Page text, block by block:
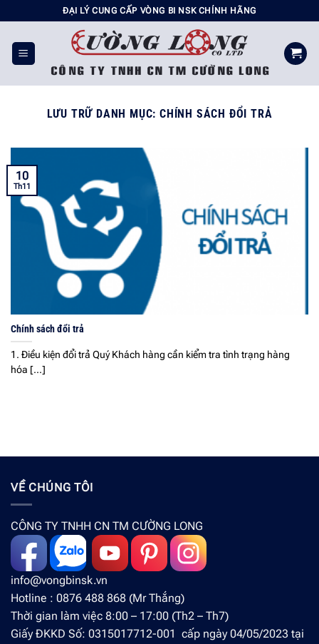
đến
nội
dung
ĐẠI LÝ CUNG CẤP VÒNG BI NSK CHÍNH HÃNG
LƯU TRỮ DANH MỤC: CHÍNH SÁCH ĐỔI TRẢ
Chính sách đổi trả
1. Điều kiện đổi trả Quý Khách hàng cần kiểm tra tình trạng hàng
hóa [...]
10
Th11
VỀ CHÚNG TÔI
CÔNG TY TNHH CN TM CƯỜNG LONG
info@vongbinsk.vn
Hotline : 0876 488 868 (Mr Thắng)
Thời gian làm việc 8:00 – 17:00 (Th2 – Th7)
Giấy ĐKKD Số: 0315017712-001 cấp ngày 04/05/2023 tại